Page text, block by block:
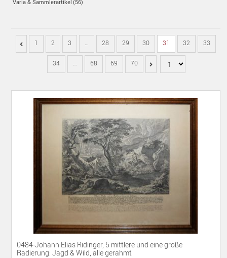
1 2 3 … 28 29 30 31 32 33
34 … 68 69 70
0484-Johann Elias Ridinger, 5 mittlere und eine große
Radierung: Jagd & Wild, alle gerahmt
Varia & Sammlerartikel (56)